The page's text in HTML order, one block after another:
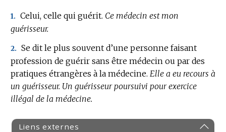
1. Celui, celle qui guérit. Ce médecin est mon
guérisseur.
2. Se dit le plus souvent d’une personne faisant
profession de guérir sans être médecin ou par des
pratiques étrangères à la médecine. Elle a eu recours à
un guérisseur. Un guérisseur poursuivi pour exercice
illégal de la médecine.
Liens externes